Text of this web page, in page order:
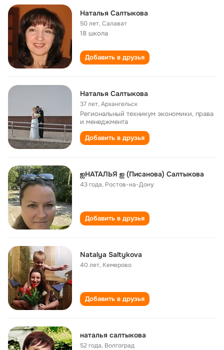
Наталья Салтыкова
50 лет,Салават
18 школа
Добавить в друзья
Наталья Салтыкова
37 лет,Архангельск
Региональный техникум экономики, права
и менеджмента
Добавить в друзья
ஐНАТАЛЬЯ ஐ (Писанова) Салтыкова
43 года, Ростов-на-Дону
Добавить в друзья
Natalya Saltykova
40 лет, Кемерово
Добавить в друзья
наталья салтыкова
52 года, Волгоград